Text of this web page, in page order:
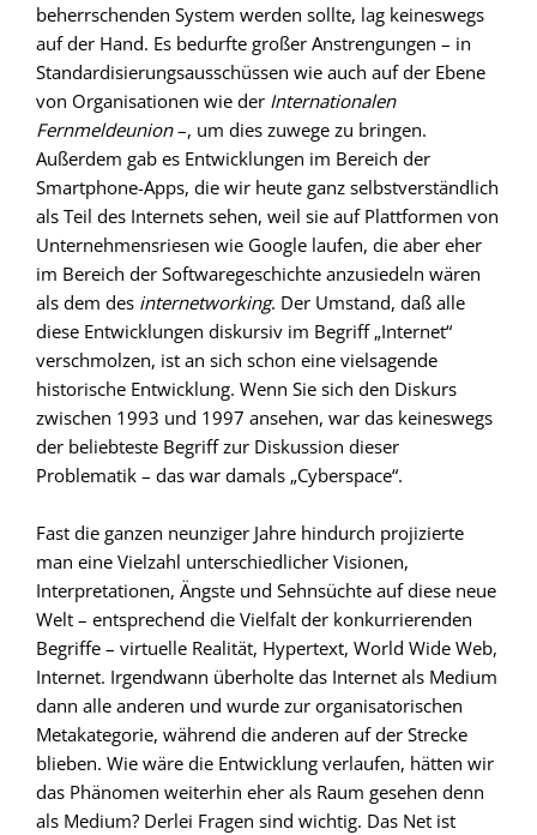
beherrschenden System werden sollte, lag keineswegs
auf der Hand. Es bedurfte großer Anstrengungen – in
Standardisierungsausschüssen wie auch auf der Ebene
von Organisationen wie der Internationalen
Fernmeldeunion–, um dies zuwege zu bringen.
Außerdem gab es Entwicklungen im Bereich der
Smartphone-Apps, die wir heute ganz selbstverständlich
als Teil des Internets sehen, weil sie auf Plattformen von
Unternehmensriesen wie Google laufen, die aber eher
im Bereich der Softwaregeschichte anzusiedeln wären
als dem des internetworking. Der Umstand, daß alle
diese Entwicklungen diskursiv im Begriff „Internet“
verschmolzen, ist an sich schon eine vielsagende
historische Entwicklung. Wenn Sie sich den Diskurs
zwischen 1993 und 1997 ansehen, war das keineswegs
der beliebteste Begriff zur Diskussion dieser
Problematik – das war damals „Cyberspace“.
Fast die ganzen neunziger Jahre hindurch projizierte
man eine Vielzahl unterschiedlicher Visionen,
Interpretationen, Ängste und Sehnsüchte auf diese neue
Welt – entsprechend die Vielfalt der konkurrierenden
Begriffe – virtuelle Realität, Hypertext, World Wide Web,
Internet. Irgendwann überholte das Internet als Medium
dann alle anderen und wurde zur organisatorischen
Metakategorie, während die anderen auf der Strecke
blieben. Wie wäre die Entwicklung verlaufen, hätten wir
das Phänomen weiterhin eher als Raum gesehen denn
als Medium? Derlei Fragen sind wichtig. Das Net ist